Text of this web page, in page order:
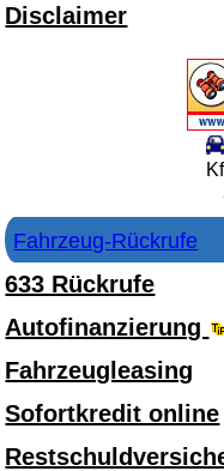
Disclaimer
Fahrzeug-Rückrufe
633 Rückrufe
Autofinanzierung
Fahrzeugleasing
Sofortkredit online